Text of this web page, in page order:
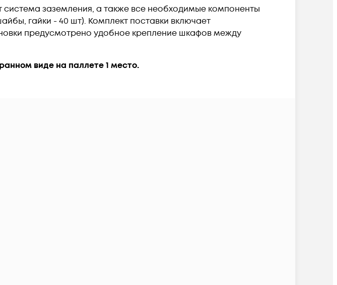
заземления, а также все необходимые компоненты
гайки - 40 шт). Комплект поставки включает
предусмотрено удобное крепление шкафов между
виде на паллете 1 место.